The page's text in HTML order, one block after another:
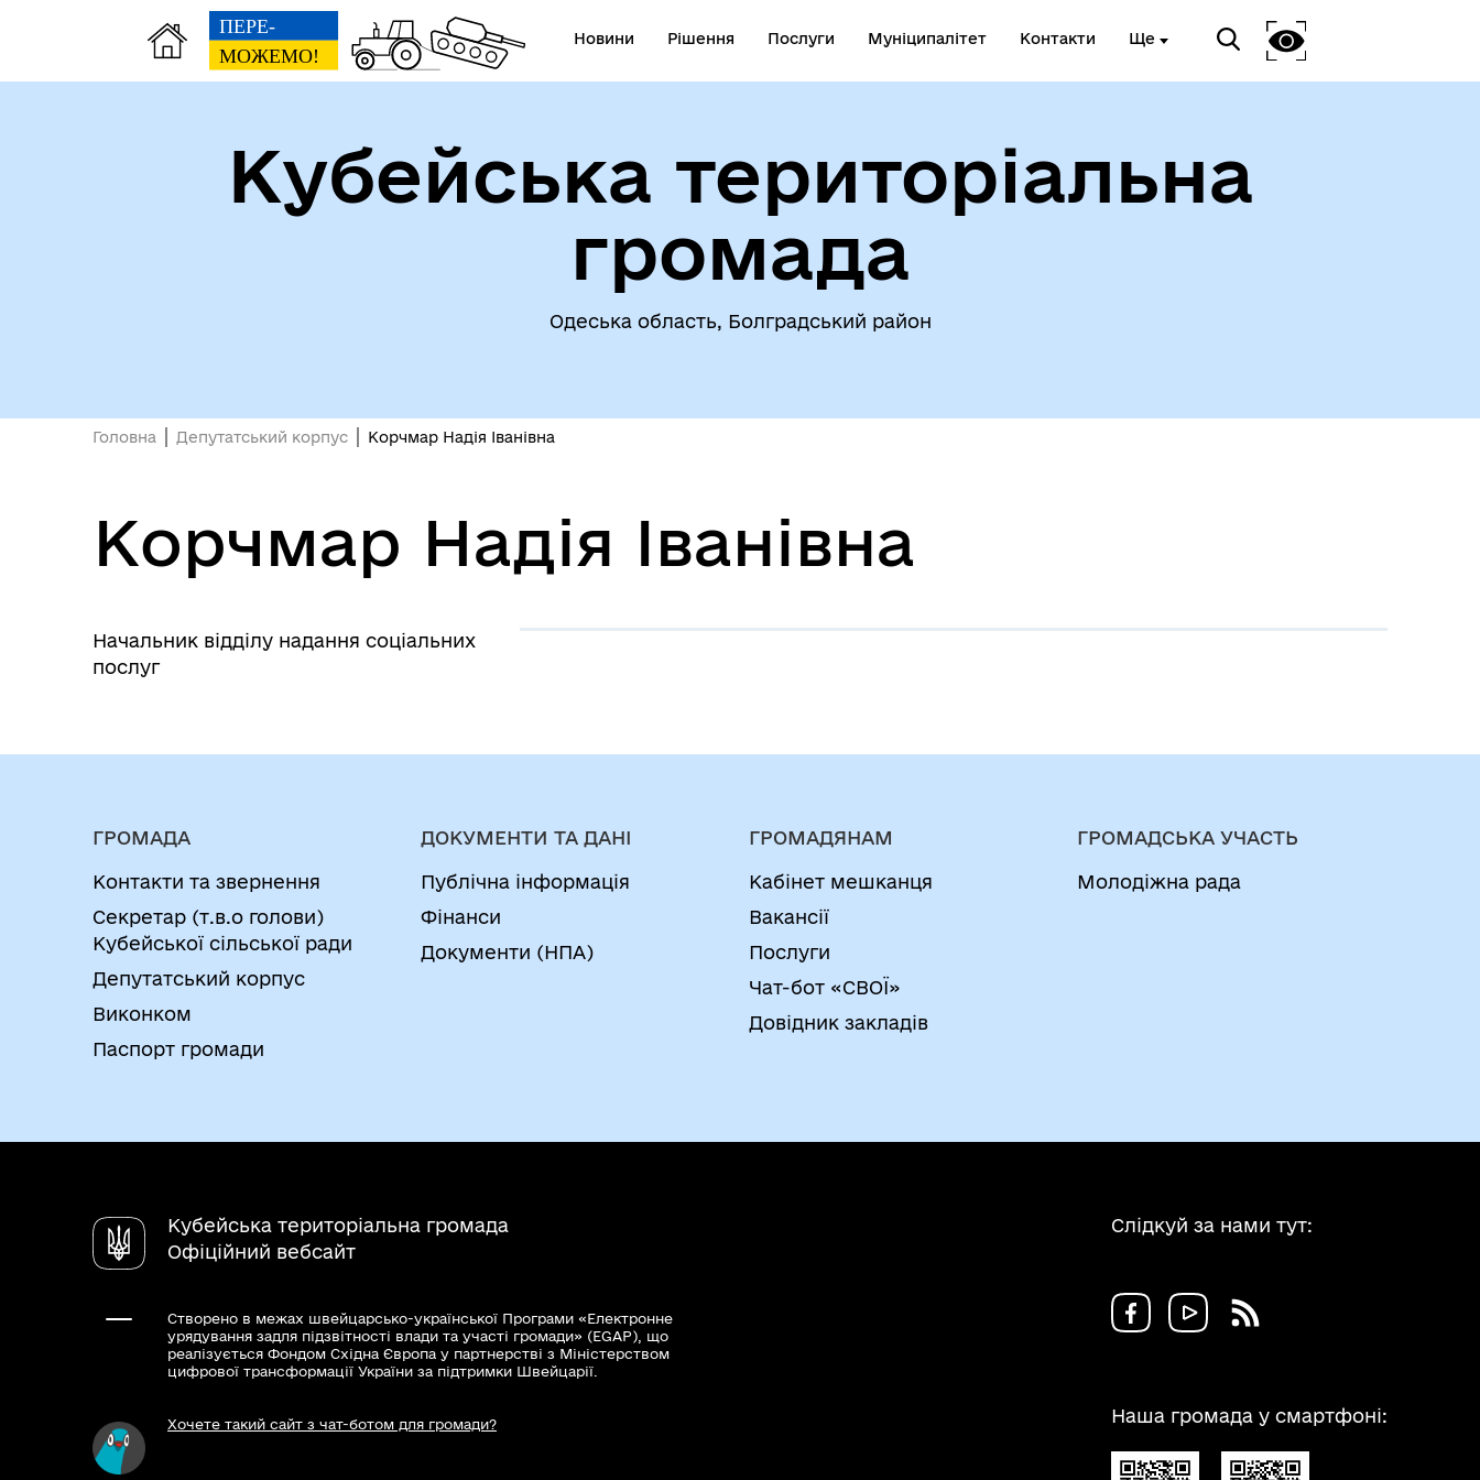
Новини Рішення Послуги Муніципалітет Контакти Ще
Рада безбар'єрності
постраждали від
вибухонебезпечних предметів
Інвестиційні проєкти громади
Кубейська територіальна
громада
Одеська область, Болградський район
Головна Депутатський корпус Корчмар Надія Іванівна
Корчмар Надія Іванівна
Начальник відділу надання соціальних
послуг
ГРОМАДА
Контакти та звернення
Секретар (т.в.о голови)
Кубейської сільської ради
Депутатський корпус
Виконком
Паспорт громади
ДОКУМЕНТИ ТА ДАНІ
Публічна інформація
Фінанси
Документи (НПА)
ГРОМАДЯНАМ
Кабінет мешканця
Вакансії
Послуги
Чат-бот «СВОЇ»
Довідник закладів
ГРОМАДСЬКА УЧАСТЬ
Молодіжна рада
Кубейська територіальна громада
Офіційний вебсайт
Створено в межах швейцарсько-української Програми «Електронне
урядування задля підзвітності влади та участі громади» (EGAP), що
реалізується Фондом Східна Європа у партнерстві з Міністерством
цифрової трансформації України за підтримки Швейцарії.
Хочете такий сайт з чат-ботом для громади?
Слідкуй за нами тут:
Наша громада у смартфоні: